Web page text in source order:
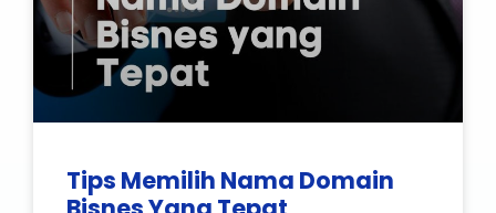
Tips Memilih Nama Domain